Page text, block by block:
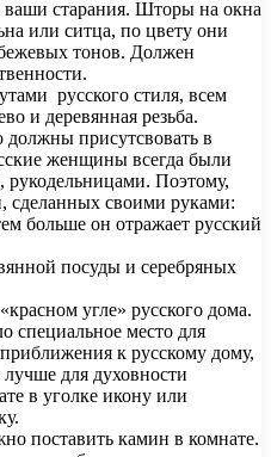
ваши старания. Шторы на окна
или ситца, по цвету они
тонов. Должен
русского стиля, всем
и деревянная резьба.
должны присутсвовать в
женщины всегда были
Поэтому,
сделанных своими руками:
больше он отражает русский
посуды и серебряных
угле» русского дома.
специальное место для
к русскому дому,
для духовности
в уголке икону или
поставить камин в комнате.